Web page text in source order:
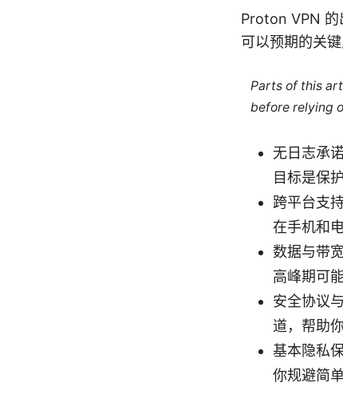
Proton VPN 的
可以预期的关键
Parts of this
before relying
无日志承
目标是保
跨平台支
在手机和
数据与带
高峰期可
安全协议
道，帮助
基本隐私
你规避简